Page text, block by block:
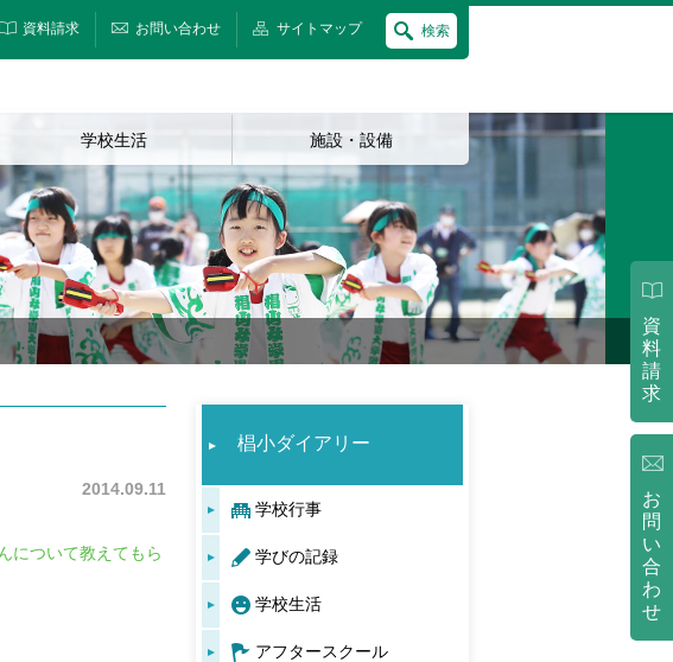
資料請求 お問い合わせ サイトマップ 検索
学校生活 施設・設備
2014.09.11
について教えてもら
椙小ダイアリー
学校行事
学びの記録
学校生活
アフタースクール
資
料
請
求
お
問
い
合
わ
せ